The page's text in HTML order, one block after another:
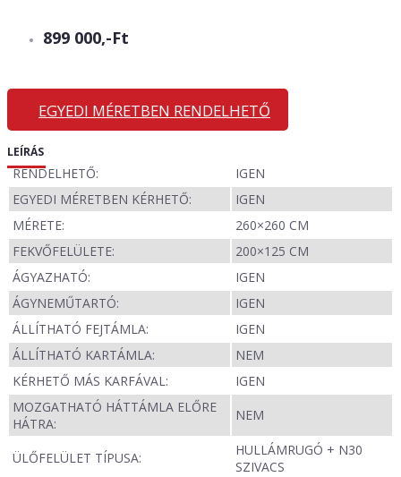
899 000,-Ft
EGYEDI MÉRETBEN RENDELHETŐ
LEÍRÁS
RENDELHETŐ:
IGEN
EGYEDI MÉRETBEN KÉRHETŐ:
IGEN
MÉRETE:
260×260 CM
FEKVŐFELÜLETE:
200×125 CM
ÁGYAZHATÓ:
IGEN
ÁGYNEMŰTARTÓ:
IGEN
ÁLLÍTHATÓ FEJTÁMLA:
IGEN
ÁLLÍTHATÓ KARTÁMLA:
NEM
KÉRHETŐ MÁS KARFÁVAL:
IGEN
MOZGATHATÓ HÁTTÁMLA ELŐRE
HÁTRA:
NEM
ÜLŐFELÜLET TÍPUSA:
HULLÁMRUGÓ + N30
SZIVACS